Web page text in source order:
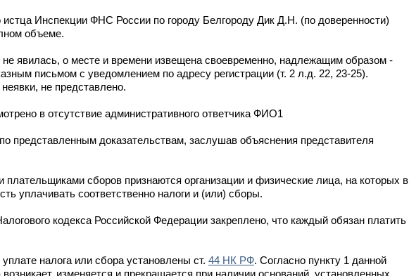
Инспекции ФНС России по городу Белгороду Дик Д.Н. (по доверенности)
объеме.
явилась, о месте и времени извещена своевременно, надлежащим образом -
письмом с уведомлением по адресу регистрации (т. 2 л.д. 22, 23-25).
не представлено.
в отсутствие административного ответчика ФИО1
представленным доказательствам, заслушав объяснения представителя
плательщиками сборов признаются организации и физические лица, на которых в
уплачивать соответственно налоги и (или) сборы.
кодекса Российской Федерации закреплено, что каждый обязан платить
налога или сбора установлены ст. 44 НК РФ. Согласно пункту 1 данной
изменяется и прекращается при наличии оснований, установленных